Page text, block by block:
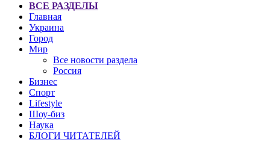
ВСЕ РАЗДЕЛЫ
Главная
Украина
Город
Мир
Все новости раздела
Россия
Бизнес
Спорт
Lifestyle
Шоу-биз
Наука
БЛОГИ ЧИТАТЕЛЕЙ